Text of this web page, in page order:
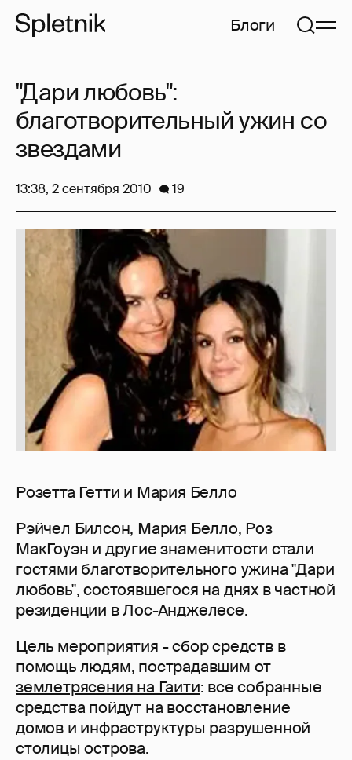
Блоги
Розетта Гетти и Мария Белло
Рэйчел Билсон, Мария Белло, Роз
МакГоуэн и другие знаменитости стали
гостями благотворительного ужина "Дари
любовь", состоявшегося на днях в частной
резиденции в Лос-Анджелесе.
Цель мероприятия - сбор средств в
помощь людям, пострадавшим от
землетрясения на Гаити: все собранные
средства пойдут на восстановление
домов и инфраструктуры разрушенной
столицы острова.
"Дари любовь":
благотворительный ужин со
звездами
13:38, 2 сентября 2010 19